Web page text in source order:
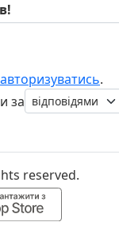
авторизуватись.
за
reserved.